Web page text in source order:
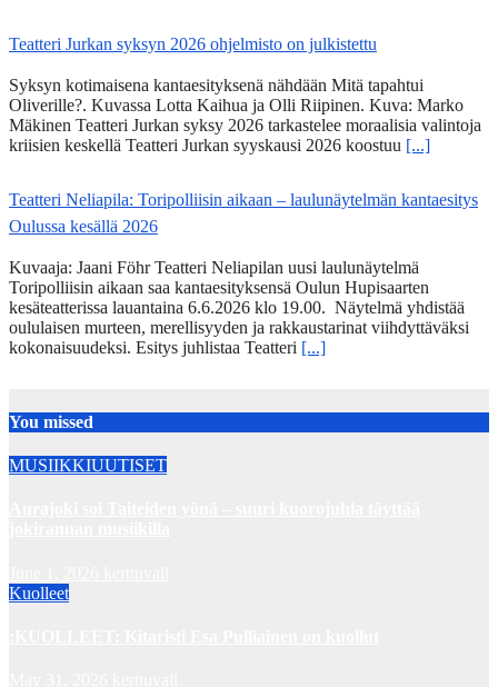
Teatteri Jurkan syksyn 2026 ohjelmisto on julkistettu
Syksyn kotimaisena kantaesityksenä nähdään Mitä tapahtui
Oliverille?. Kuvassa Lotta Kaihua ja Olli Riipinen. Kuva: Marko
Mäkinen Teatteri Jurkan syksy 2026 tarkastelee moraalisia valintoja
kriisien keskellä Teatteri Jurkan syyskausi 2026 koostuu [...]
Teatteri Neliapila: Toripolliisin aikaan – laulunäytelmän kantaesitys
Oulussa kesällä 2026
Kuvaaja: Jaani Föhr Teatteri Neliapilan uusi laulunäytelmä
Toripolliisin aikaan saa kantaesityksensä Oulun Hupisaarten
kesäteatterissa lauantaina 6.6.2026 klo 19.00. Näytelmä yhdistää
oululaisen murteen, merellisyyden ja rakkaustarinat viihdyttäväksi
kokonaisuudeksi. Esitys juhlistaa Teatteri [...]
You missed
MUSIIKKIUUTISET
Kuolleet